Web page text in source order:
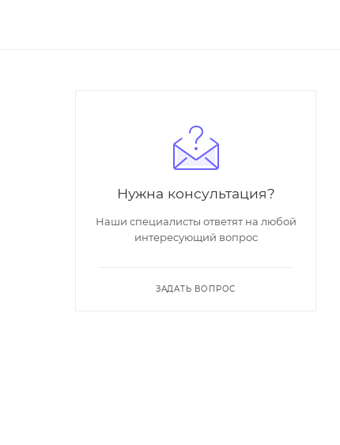
Нужна консультация?
Наши специалисты ответят на любой
интересующий вопрос
ЗАДАТЬ ВОПРОС